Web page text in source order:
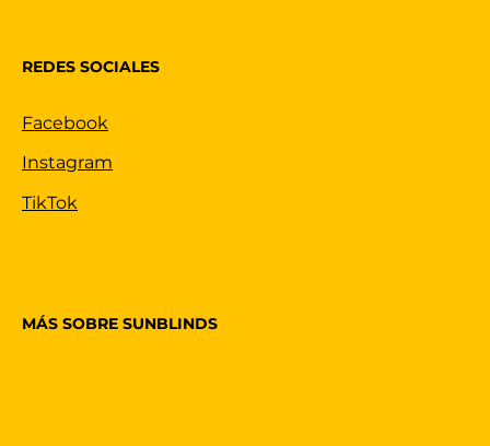
REDES SOCIALES
Facebook
Instagram
TikTok
MÁS SOBRE SUNBLINDS